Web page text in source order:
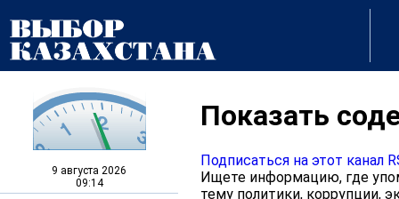
9 августа 2026
09:14
Показать
Подписаться на этот канал
Ищете информацию, где
тему политики, коррупции,